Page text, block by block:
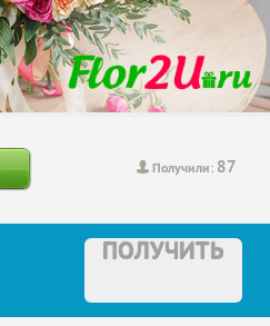
Получили: 87
ПОЛУЧИТЬ